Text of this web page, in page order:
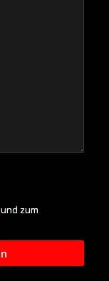
und zum